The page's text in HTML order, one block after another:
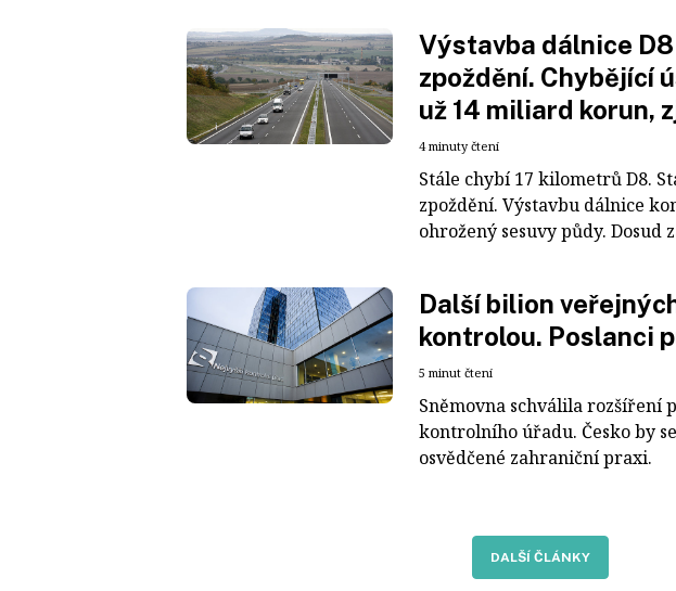
Výstavba dálnice D8
zpoždění. Chybějící
už 14 miliard korun,
4 minuty čtení
Stále chybí 17 kilometrů D8.
zpoždění. Výstavbu dálnice
ohrožený sesuvy půdy. Dosud
Další bilion
kontrolou. Poslanci
5 minut čtení
Sněmovna schválila rozšíření
kontrolního úřadu. Česko by
osvědčené zahraniční praxi.
DALŠÍ ČLÁNKY